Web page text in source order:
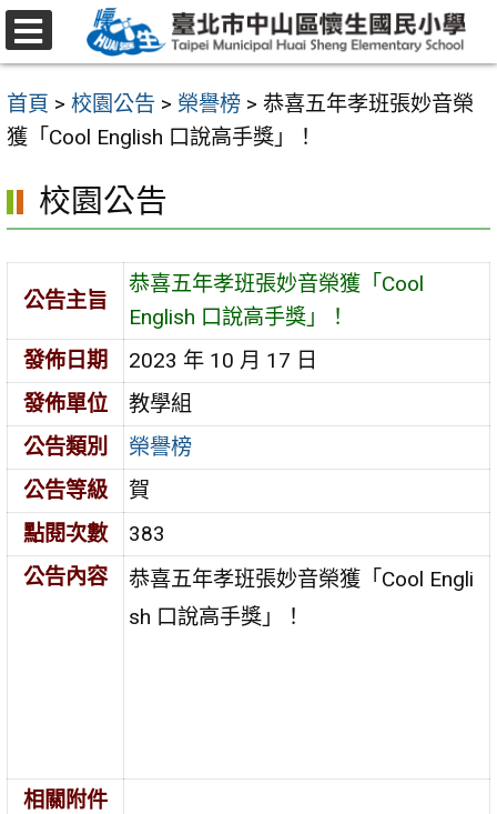
跳
至
要
內
區
首頁 > 校園公告 > 榮譽榜 > 恭喜五年孝班張妙音榮
獲「Cool English 口說高手獎」！
校園公告
公告主旨
恭喜五年孝班張妙音榮獲「Cool
English 口說高手獎」！
發佈日期
2023 年 10 月 17 日
發佈單位
教學組
公告類別
榮譽榜
公告等級
賀
點閱次數
383
公告內容
恭喜五年孝班張妙音榮獲「Cool Engli
sh 口說高手獎」！
相關附件
選
單